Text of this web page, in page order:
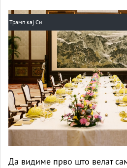
Трамп кај Си
Да видиме прво што велат